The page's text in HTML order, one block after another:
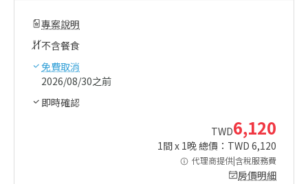
專案說明
不含餐食
免費取消
2026/08/30之前
即時確認
TWD6,120
1間 x 1晚 總價：TWD 6,120
代理商提供|含稅服務費
房價明細